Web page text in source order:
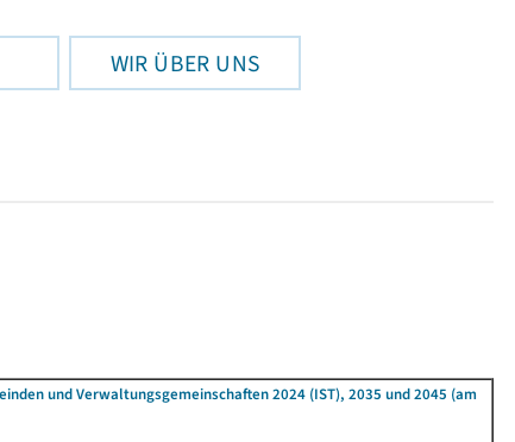
WIR ÜBER UNS
und Verwaltungsgemeinschaften 2024 (IST), 2035 und 2045 (am